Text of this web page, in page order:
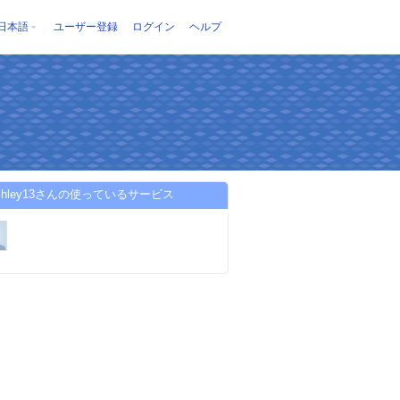
本語 ユーザー登録 ログイン ヘルプ
さんの使っているサービス